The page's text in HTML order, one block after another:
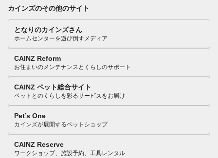
カインズのその他のサイト
となりのカインズさん
ホームセンターを遊び倒すメディア
CAINZ Reform
お住まいのメンテナンスとくらしのサポート
CAINZ ペット総合サイト
ペットとのくらしを彩るサービスをお届け
Pet’s One
カインズが展開するペットショップ
CAINZ Reserve
ワークショップ、施設予約、工具レンタル